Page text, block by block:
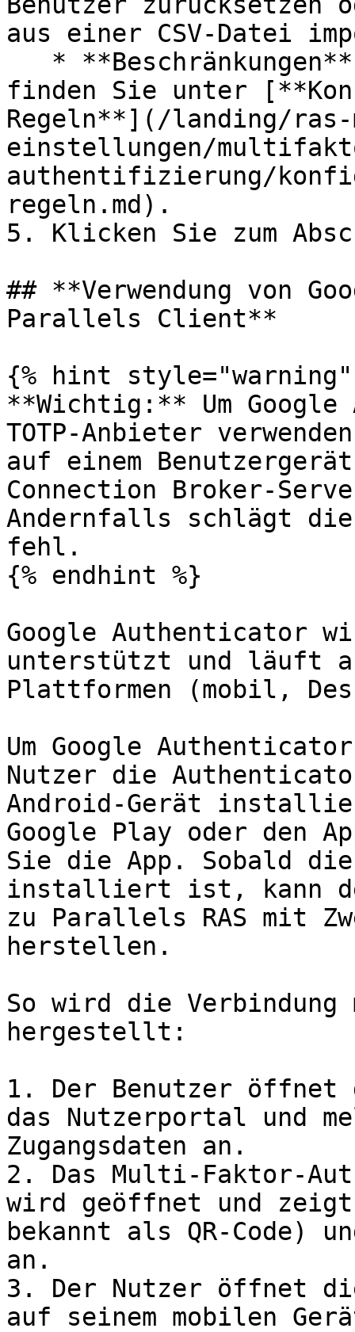
aus einer CSV-Datei
finden Sie unter
Regeln**](/landing/
einstellungen/
authentifizierung/
regeln.md).
5. Klicken Sie zum
## **Verwendung von
Parallels Client**
{% hint style="warning"
**Wichtig:** Um
TOTP-Anbieter
auf einem
Connection Broker-
Andernfalls schlägt
fehl.
{% endhint %}
Google Authenticator
unterstützt und läuft
Plattformen (mobil,
Um Google
Nutzer die
Android-Gerät
Google Play oder den
Sie die App. Sobald
installiert ist, kann
zu Parallels RAS mit
herstellen.
So wird die
hergestellt:
1. Der Benutzer
das Nutzerportal und
Zugangsdaten an.
2. Das Multi-Faktor-
wird geöffnet und zeigt
bekannt als QR-Code)
an.
3. Der Nutzer öffnet
auf seinem mobilen